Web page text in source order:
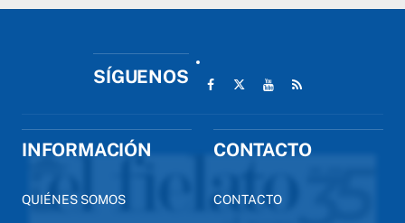
SÍGUENOS
INFORMACIÓN
QUIÉNES SOMOS
CONTACTO
CONTACTO